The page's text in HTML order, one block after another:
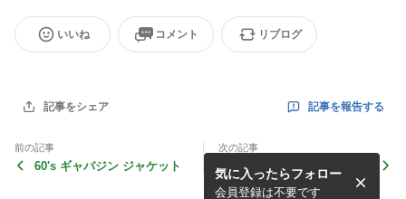
いいね コメント リブログ
記事をシェア 記事を報告する
前の記事
60's ギャバジン ジャケット
次の記事
GRANITE TACTICAL GEAR
SPECIAL MISSION ASS
AULT
気に入ったらフォロー
会員登録は不要です